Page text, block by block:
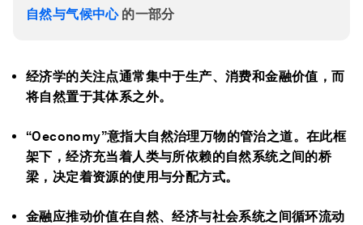
自然与气候中心的一部分
经济学的关注点通常集中于生产、消费和金融价值，而
将自然置于其体系之外。
“Oeconomy”意指大自然治理万物的管治之道。在此框
架下，经济充当着人类与所依赖的自然系统之间的桥
梁，决定着资源的使用与分配方式。
金融应推动价值在自然、经济与社会系统之间循环流动